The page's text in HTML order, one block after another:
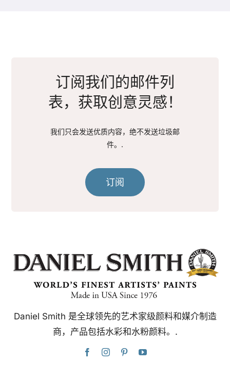
订阅我们的邮件列
表，获取创意灵感！
我们只会发送优质内容，绝不发送垃圾邮
件。.
订阅
Daniel Smith 是全球领先的艺术家级颜料和媒介制造
商，产品包括水彩和水粉颜料。.